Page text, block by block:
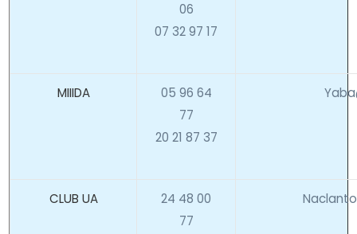
06
07 32 97 17
MIIIDA
05 96 64
77
20 21 87 37
CLUB UA
24 48 00
77